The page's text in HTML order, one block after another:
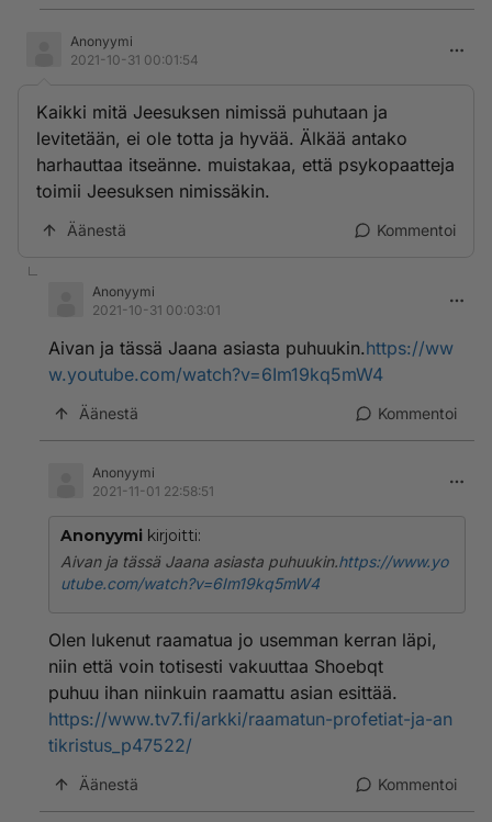
Anonyymi
2021-10-31 00:01:54
Kaikki mitä Jeesuksen nimissä puhutaan ja
levitetään, ei ole totta ja hyvää. Älkää antako
harhauttaa itseänne. muistakaa, että psykopaatteja
toimii Jeesuksen nimissäkin.
Äänestä Kommentoi
Anonyymi
2021-10-31 00:03:01
Aivan ja tässä Jaana asiasta puhuukin.https://ww
w.youtube.com/watch?v=6Im19kq5mW4
Äänestä Kommentoi
Anonyymi
2021-11-01 22:58:51
Anonyymi kirjoitti:
Aivan ja tässä Jaana asiasta puhuukin.https://www.yo
utube.com/watch?v=6Im19kq5mW4
Olen lukenut raamatua jo usemman kerran läpi,
niin että voin totisesti vakuuttaa Shoebqt
puhuu ihan niinkuin raamattu asian esittää.
https://www.tv7.fi/arkki/raamatun-profetiat-ja-an
tikristus_p47522/
Äänestä Kommentoi